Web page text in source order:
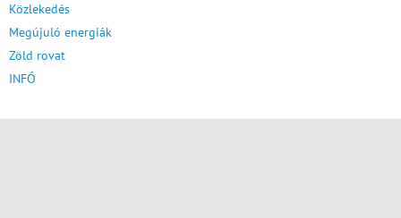
Közlekedés
Megújuló energiák
Zöld rovat
INFÓ